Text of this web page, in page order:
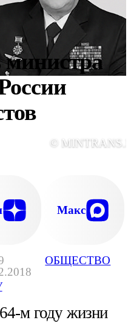
ОБЩЕСТВО
министра
©
Макс
м году жизни